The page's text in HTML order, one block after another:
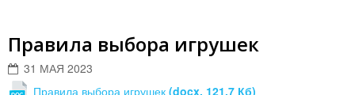
Правила выбора игрушек
31 МАЯ 2023
Правила выбора игрушек (docx, 121.7 Кб)